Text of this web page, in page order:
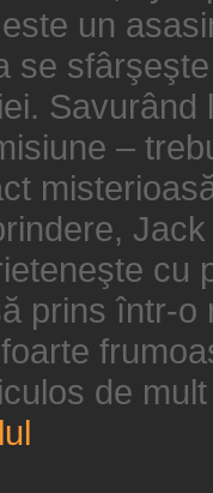
un
se
–
cu
prins într-
de